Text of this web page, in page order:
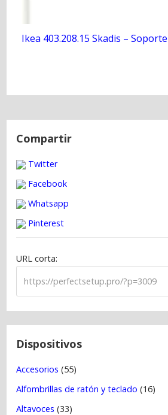
Ikea 403.208.15 Skadis –
N
e
n
Compartir
Twitter
Facebook
Whatsapp
Pinterest
URL corta:
Dispositivos
Accesorios (55)
Alfombrillas de ratón y teclado (16)
Altavoces (33)